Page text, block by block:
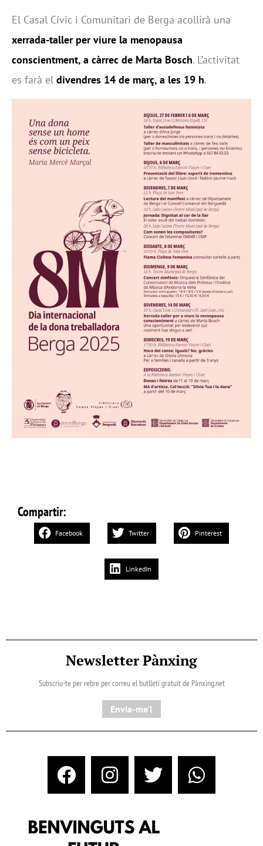
El Casal Cívic i Comunitari de Berga acollirà una
xerrada-taller per viure la menopausa
conscientment, a càrrec de Marta Bosch. L’activitat
es farà el divendres 14 de març, a les 19 h.
Compartir:
Facebook Twitter Pinterest
LinkedIn
Newsletter Pànxing
Subscriu-te per rebre per correu el butlletí gratuït de Pànxing.net​
Envia-me'l